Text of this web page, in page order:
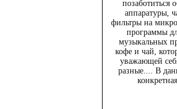
позаботиться
аппаратуры,
фильтры на
программы
музыкальных
кофе и чай,
уважающей
разные.... В